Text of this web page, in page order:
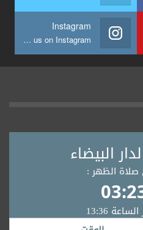
Instagram
Join us on Instagram